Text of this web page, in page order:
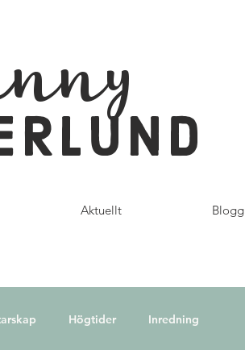
Aktuellt Blogg
Högtider Inredning